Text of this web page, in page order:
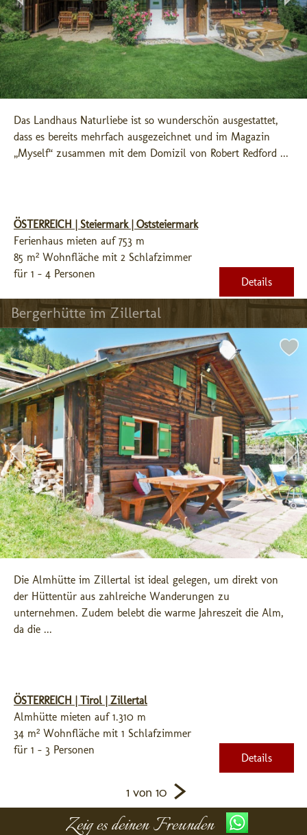
Das Landhaus Naturliebe ist so wunderschön ausgestattet,
dass es bereits mehrfach ausgezeichnet und im Magazin
„Myself“ zusammen mit dem Domizil von Robert Redford ...
ÖSTERREICH | Steiermark | Oststeiermark
Ferienhaus mieten auf 753 m
85 m² Wohnfläche mit 2 Schlafzimmer
für 1 - 4 Personen
Details
Bergerhütte im Zillertal
Die Almhütte im Zillertal ist ideal gelegen, um direkt von
der Hüttentür aus zahlreiche Wanderungen zu
unternehmen. Zudem belebt die warme Jahreszeit die Alm,
da die ...
ÖSTERREICH | Tirol | Zillertal
Almhütte mieten auf 1.310 m
34 m² Wohnfläche mit 1 Schlafzimmer
für 1 - 3 Personen
Details
1 von 10 >
Zeig es deinen Freunden